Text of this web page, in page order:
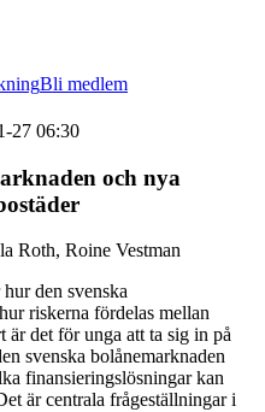
Bli medlem
27 06:30
och nya
Roth, Roine Vestman
den svenska
riskerna fördelas mellan
är det för unga att ta sig in på
svenska bolånemarknaden
finansieringslösningar kan
är centrala frågeställningar i